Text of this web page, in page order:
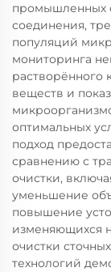
промышленных
соединения,
популяций
мониторинга
растворённого
веществ и
оптимальных
подход
сравнению с
очистки,
уменьшение
повышение
изменяющихся
очистки
технологий